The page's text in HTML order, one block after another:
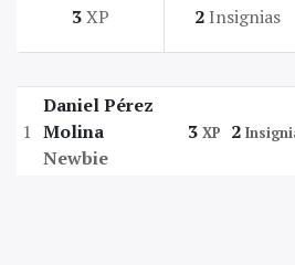
3XP 2 Insignias
1
Daniel Pérez
Molina
Newbie
3 XP 2